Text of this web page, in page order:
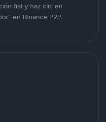
fiat y haz clic en
en Binance P2P.